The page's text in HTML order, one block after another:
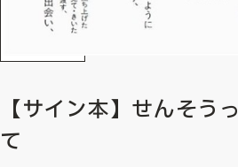
【サイン本】せんそうっ
て